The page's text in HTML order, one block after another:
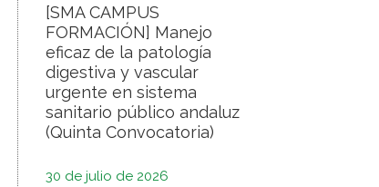
[SMA CAMPUS
FORMACIÓN] Manejo
eficaz de la patología
digestiva y vascular
urgente en sistema
sanitario público andaluz
(Quinta Convocatoria)
30 de julio de 2026